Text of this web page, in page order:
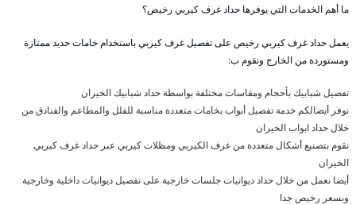
ما أهم الخدمات التي يوفرها حداد غرف كيربي رخيص؟
يعمل حداد غرف كيربي رخيص على تفصيل غرف كيربي باستخدام خامات حديد ممتازة
ومستوردة من الخارج ونقوم ب:
تفصيل شبابيك بأحجام ومقاسات مختلفة بواسطة حداد شبابيك الخيران
نوفر أيضالكم خدمة تفصيل أبواب بخامات متعددة مناسبة للفلل والمطاعم والفنادق من
خلال حداد ابواب الخيران
نقوم بتصنيع أشكال متعددة من غرف الكيربي ومظلات كيربي عبر حداد غرف كيربي
الخيران
أيضا نعمل من خلال حداد ديوانيات جلسات خارجية على تفصيل ديوانيات داخلية وخارجية
وبسعر رخيص جدا